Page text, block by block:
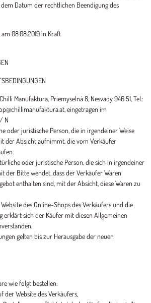
Datum der rechtlichen Beendigung des
08.08.2019 in Kraft
Manufaktura, Priemyselná 8, Nesvady 946 51, Tel.:
eingetragen im
N
oder juristische Person, die in irgendeiner Weise
der Absicht aufnimmt, die vom Verkäufer
oder juristische Person, die sich in irgendeiner
der Bitte wendet, dass der Verkäufer Waren
enthalten sind, mit der Absicht, diese Waren zu
des Online-Shops des Verkäufers und die
erklärt sich der Käufer mit diesen Allgemeinen
gelten bis zur Herausgabe der neuen
wie folgt bestellen:
der Website des Verkäufers,